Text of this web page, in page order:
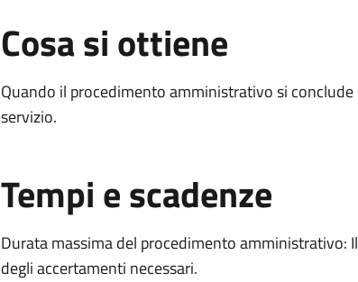
Cosa si ottiene
Quando il procedimento amministrativo si
servizio.
Tempi e scadenze
Durata massima del procedimento amministrativo:
degli accertamenti necessari.